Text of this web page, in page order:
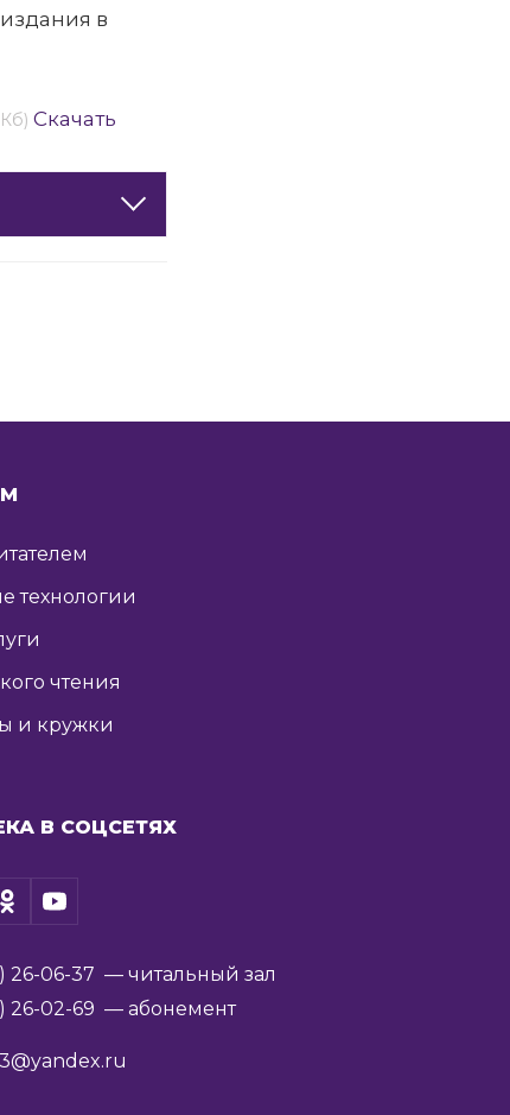
в
Кб)Скачать
технологии
чтения
и кружки
В СОЦСЕТЯХ
26-06-37 — читальный зал
26-02-69 — абонемент